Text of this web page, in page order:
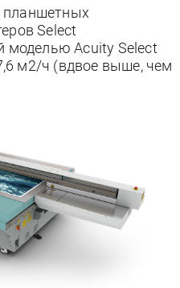
планшетных
Select
моделью Acuity Select
м2/ч (вдвое выше, чем